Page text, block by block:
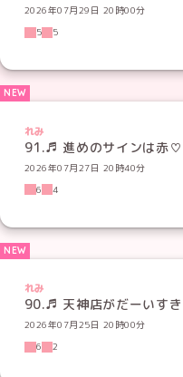
2026年07月29日 20時00分
5
5
れみ
91.♬ 進めのサインは赤
2026年07月27日 20時40分
6
4
れみ
90.♬ 天神店がだーいす
2026年07月25日 20時00分
6
2